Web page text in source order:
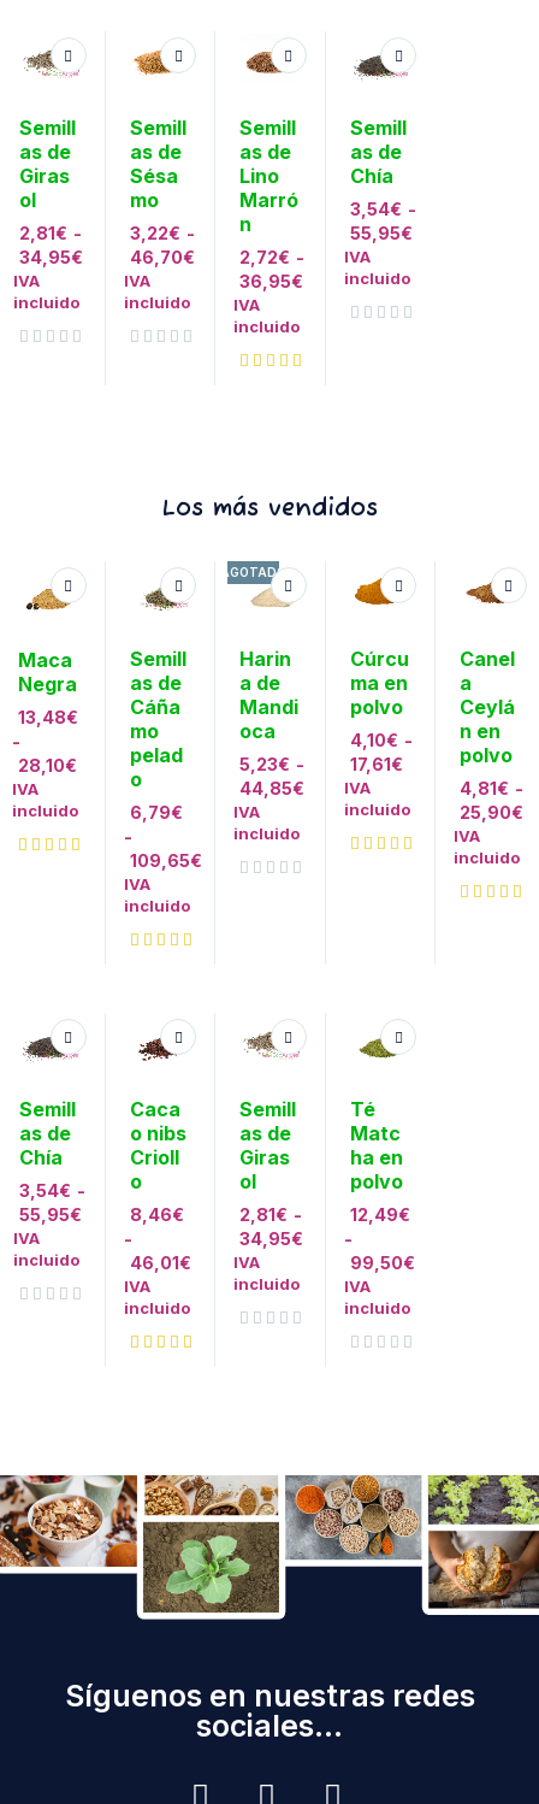
Semill
as de
Giras
ol
2,81€ -
34,95€
IVA
incluido
Semill
as de
Sésa
mo
3,22€ -
46,70€
IVA
incluido
Semill
as de
Lino
Marró
n
2,72€ -
36,95€
IVA
incluido
Semill
as de
Chía
3,54€ -
55,95€
IVA
incluido
Los más vendidos
Maca
Negra
13,48€
-
28,10€
IVA
incluido
Semill
as de
Cáña
mo
pelad
o
6,79€
-
109,65€
IVA
incluido
AGOTADO
Harin
a de
Mandi
oca
5,23€ -
44,85€
IVA
incluido
Cúrcu
ma en
polvo
4,10€ -
17,61€
IVA
incluido
Canel
a
Ceylá
n en
polvo
4,81€ -
25,90€
IVA
incluido
Semill
as de
Chía
3,54€ -
55,95€
IVA
incluido
Caca
o nibs
Crioll
o
8,46€
-
46,01€
IVA
incluido
Semill
as de
Giras
ol
2,81€ -
34,95€
IVA
incluido
Té
Matc
ha en
polvo
12,49€
-
99,50€
IVA
incluido
Síguenos en nuestras redes
sociales...